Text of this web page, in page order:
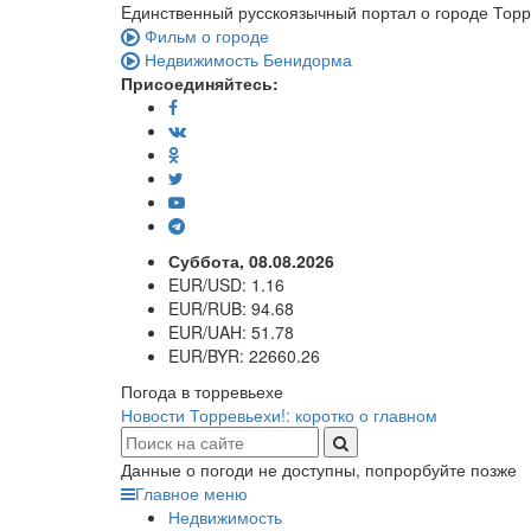
Eдинственный русскоязычный портал о городе
Фильм о городе
Недвижимость Бенидорма
Присоединяйтесь:
Суббота, 08.08.2026
EUR/USD: 1.16
EUR/RUB: 94.68
EUR/UAH: 51.78
EUR/BYR: 22660.26
Погода в торревьехе
Новости Торревьехи!: коротко о главном
Данные о погоди не доступны, попрорбуйте позже
Главное меню
Недвижимость